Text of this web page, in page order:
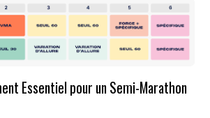
Essentiel pour un Semi-Marathon